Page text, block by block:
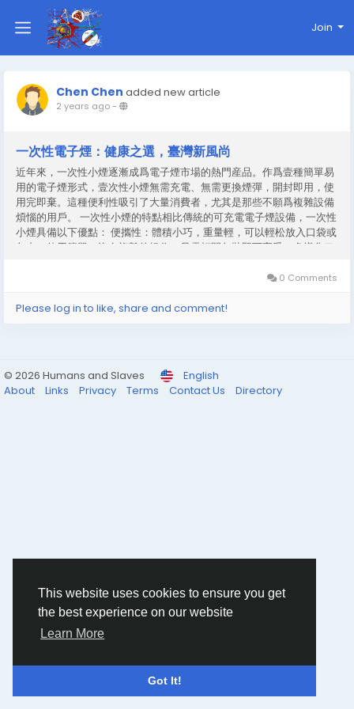
This website uses cookies to ensure you get
the best experience on our website
Learn More
Got It!
Join
Chen Chen added new article
2 years ago-
一次性電子煙：健康之選，臺灣新風尚
近年來，一次性小煙逐漸成爲電子煙市場的熱門産品。作爲壹種簡單易
用的電子煙形式，壹次性小煙無需充電、無需更換煙彈，開封即用，使
用完即棄。這種便利性吸引了大量消費者，尤其是那些不願爲複雜設備
煩惱的用戶。 一次性小煙的特點相比傳統的可充電電子煙設備，一次性
小煙具備以下優點： 便攜性：體積小巧，重量輕，可以輕松放入口袋或
包中。使用簡單：沒有複雜的操作，只需打開包裝即可享受。多樣化口
如果您是電子煙初次使用者或希望尋找更便捷的體驗，一次性小煙無疑
0 Comments
Please log in to like, share and comment!
© 2026 Humans and Slaves
English
About
Links Privacy Terms Contact Us Directory